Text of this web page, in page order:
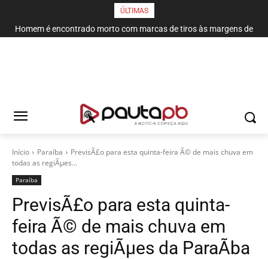
ÚLTIMAS
Homem é encontrado morto com marcas de tiros às margens de
rodovia em Campina Grande
Início Paraí­ba
PrevisÃ£o para esta quinta-feira Ã© de mais chuva em
todas as regiÃµes...
Paraí­ba
PrevisÃ£o para esta quinta-
feira Ã© de mais chuva em
todas as regiÃµes da ParaÃ­ba